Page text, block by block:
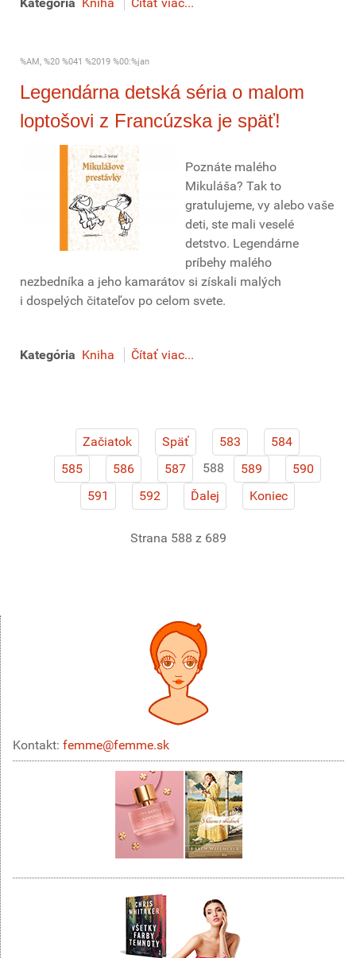
%AM, %20 %041 %2019 %00:%jan
Legendárna detská séria o malom
loptošovi z Francúzska je späť!
Poznáte malého
Mikuláša? Tak to
gratulujeme, vy alebo vaše
deti, ste mali veselé
detstvo. Legendárne
príbehy malého
nezbedníka a jeho kamarátov si získali malých
i dospelých čitateľov po celom svete.
Kategória Kniha Čítať viac...
Začiatok Späť 583
584
585
586 587 588 589
590
591
592 Ďalej Koniec
Strana 588 z 689
Kontakt: femme@femme.sk